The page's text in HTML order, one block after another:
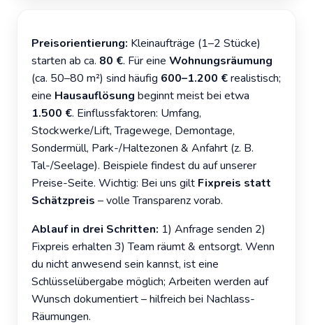
Preisorientierung: Kleinaufträge (1–2 Stücke)
starten ab ca. 80 €. Für eine Wohnungsräumung
(ca. 50–80 m²) sind häufig 600–1.200 €realistisch;
eine Hausauflösung beginnt meist bei etwa
1.500 €. Einflussfaktoren: Umfang,
Stockwerke/Lift, Tragewege, Demontage,
Sondermüll, Park-/Haltezonen & Anfahrt (z. B.
Tal-/Seelage). Beispiele findest du auf unserer
Preise-Seite. Wichtig: Bei uns gilt Fixpreis statt
Schätzpreis – volle Transparenz vorab.
Ablauf in drei Schritten: 1) Anfrage senden 2)
Fixpreis erhalten 3) Team räumt & entsorgt. Wenn
du nicht anwesend sein kannst, ist eine
Schlüsselübergabe möglich; Arbeiten werden auf
Wunsch dokumentiert – hilfreich bei Nachlass-
Räumungen.